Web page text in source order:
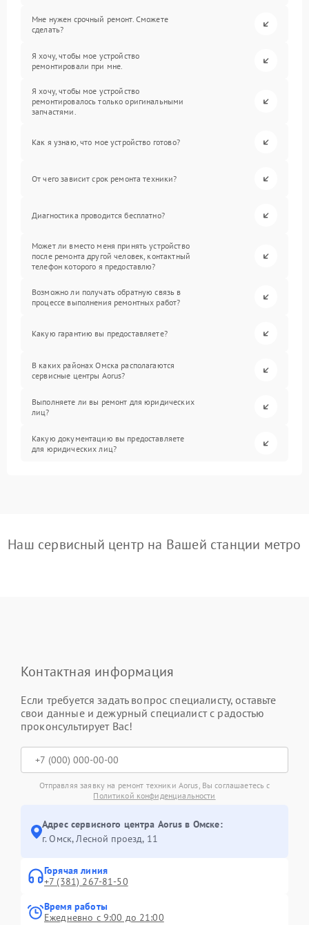
Мне нужен срочный ремонт. Сможете
сделать?
Я хочу, чтобы мое устройство
ремонтировали при мне.
Я хочу, чтобы мое устройство
ремонтировалось только оригинальными
запчастями.
Как я узнаю, что мое устройство готово?
От чего зависит срок ремонта техники?
Диагностика проводится бесплатно?
Может ли вместо меня принять устройство
после ремонта другой человек, контактный
телефон которого я предоставлю?
Возможно ли получать обратную связь в
процессе выполнения ремонтных работ?
Какую гарантию вы предоставляете?
В каких районах Омска располагаются
сервисные центры Aorus?
Выполняете ли вы ремонт для юридических
лиц?
Какую документацию вы предоставляете
для юридических лиц?
Наш сервисный центр на Вашей станции метро
Контактная информация
Если требуется задать вопрос специалисту, оставьте
свои данные и дежурный специалист с радостью
проконсультирует Вас!
Отправляя заявку на ремонт техники Aorus, Вы соглашаетесь с
Политикой конфиденциальности
Адрес сервисного центра Aorus в Омске:
г. Омск, ​Лесной проезд, 11
Горячая линия
+7 (381) 267-81-50
Время работы
Ежедневно с 9:00 до 21:00